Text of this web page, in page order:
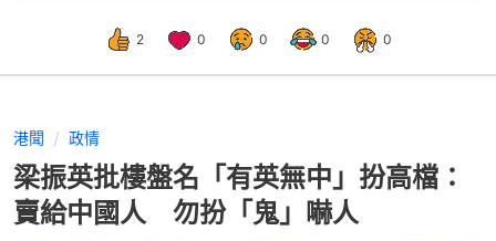
2 0 0 0 0
港聞 政情
梁振英批樓盤名「有英無中」扮高檔：
賣給中國人 勿扮「鬼」嚇人